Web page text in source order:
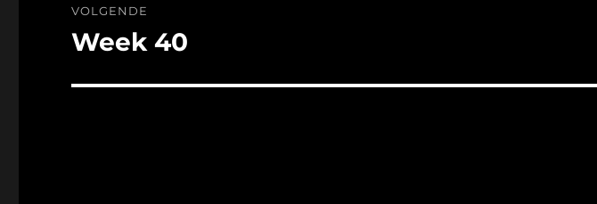
VOLGENDE
Volgend
Week 40